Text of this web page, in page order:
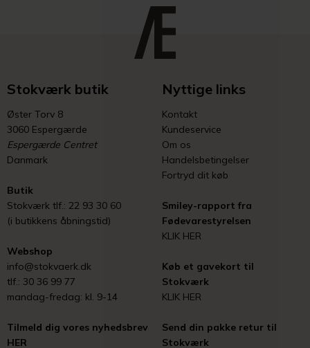
Stokværk butik
Øster Torv 8
3060 Espergærde
Espergærde Centret
Danmark
Butik
Stokværk tlf.: 22 93 30 60
(i butikkens åbningstid)
Webshop
info@stokvaerk.dk
tlf.: 30 36 99 77
mandag-fredag: kl. 9-14
Tilmeld dig vores nyhedsbrev
HER
Nyttige links
Kontakt
Kundeservice
Om os
Handelsbetingelser
Fortryd dit køb
Smiley-rapport fra
Fødevarestyrelsen
KLIK HER
Køb et gavekort til
Stokværk
KLIK HER
Send din pakke retur til
Stokværk